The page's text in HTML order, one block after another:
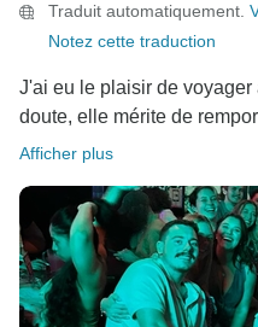
Traduit automatiquement.
Notez cette traduction
J'ai eu le plaisir de
doute, elle mérite de
Afficher plus